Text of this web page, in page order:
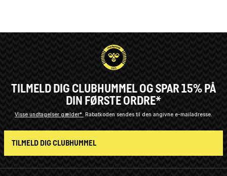
TILMELD DIG CLUBHUMMEL OG SPAR 15% PÅ
DIN FØRSTE ORDRE*
Visse undtagelser gælder* Rabatkoden sendes til den angivne e-mailadresse.
TILMELD DIG CLUBHUMMEL